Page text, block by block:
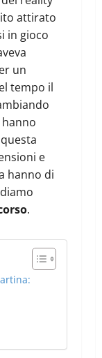
attirato
in gioco
un
tempo il
e
hanno di
.